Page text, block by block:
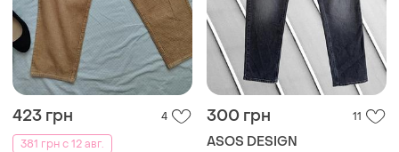
423 грн
4
381 грн с 12 авг.
300 грн 11
ASOS DESIGN